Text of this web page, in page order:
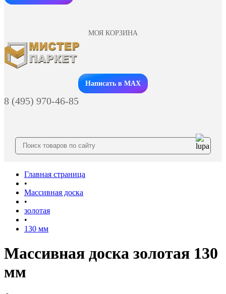
МОЯ КОРЗИНА
Заказать звонок
Написать в MAX
8 (495) 970-46-85
Главная страница
•
Массивная доска
•
золотая
•
130 мм
Массивная доска золотая 130
мм